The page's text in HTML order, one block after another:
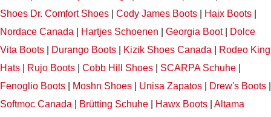
Shoes Dr. Comfort Shoes Cody James Boots Haix Boots
Nordace Canada
Hartjes Schoenen Georgia Boot|
Dolce
Vita Boots
Durango Boots Kizik Shoes Canada
Rodeo King
Hats
Rujo Boots Cobb Hill Shoes SCARPA Schuhe
Fenoglio Boots
Moshn Shoes Unisa Zapatos Drew's Boots
Softmoc Canada
Brütting Schuhe Hawx Boots Altama